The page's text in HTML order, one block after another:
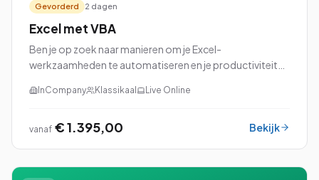
Gevorderd 2 dagen
Excel met VBA
Ben je op zoek naar manieren om je Excel-
werkzaamheden te automatiseren en je productiviteit
met VBA (Visual Basic for Applications) perfec...
InCompany Klassikaal Live Online
vanaf € 1.395,00 Bekijk